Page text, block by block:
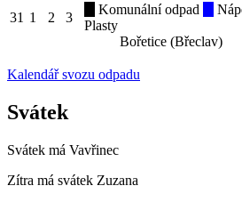
31 1 2 3
Komunální odpad
Plasty
Bořetice (Břeclav)
Kalendář svozu odpadu
Svátek
Svátek má Vavřinec
Zítra má svátek Zuzana